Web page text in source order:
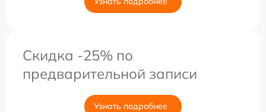
Скидка -25% по
предварительной записи
Узнать подробнее